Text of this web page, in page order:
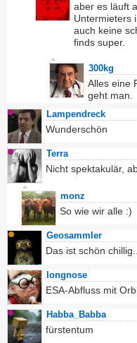
aber es läuft
Untermieters
auch keine
finds super.
300kg
Alles eine
geht man.
Lampendreck
Wunderschön
Terra
Nicht spektakulär,
monz
So wie wir alle :)
Geosammler
Das ist schön chillig...
longnose
ESA-Abfluss mit
Habba_Babba
fürstentum